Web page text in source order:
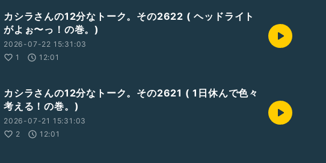
カシラさんの12分なトーク。その2622 ( ヘッドライト
がよぉ〜っ！の巻。)
2026-07-22 15:31:03
1
12:01
カシラさんの12分なトーク。その2621 ( 1日休んで色々
考える！の巻。)
2026-07-21 15:31:03
2
12:01